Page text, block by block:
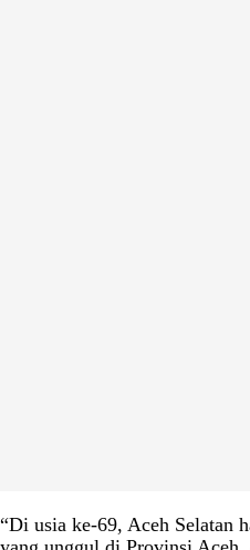
“Di usia ke-69, Aceh Selatan